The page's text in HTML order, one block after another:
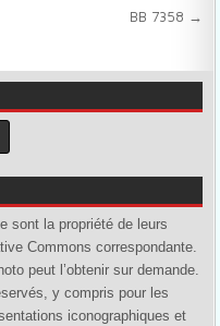
BB 7358 →
sont la propriété de leurs
Commons correspondante.
peut l’obtenir sur demande.
y compris pour les
iconographiques et